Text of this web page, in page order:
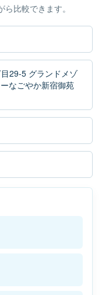
比較できます。
29-5 グランドメゾ
なごやか新宿御苑